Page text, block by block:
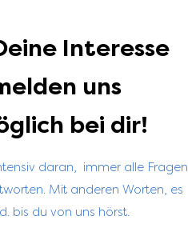
Interesse
uns
bei dir!
daran, immer alle Fragen
Mit anderen Worten, es
bis du von uns hörst.